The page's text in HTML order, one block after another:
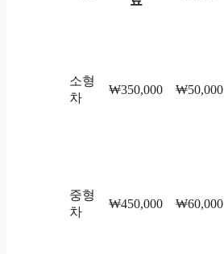
소형
차
₩350,000 ₩50,000
중형
차
₩450,000 ₩60,000